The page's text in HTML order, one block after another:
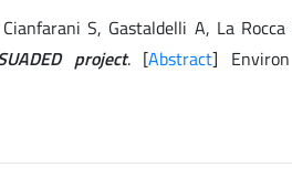
S, Gastaldelli A, La Rocca
project. [Abstract]